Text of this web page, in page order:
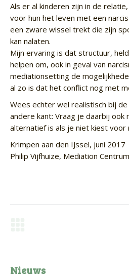
Als er al kinderen zijn in de
voor hun het leven met een
een zware wissel trekt die zijn
kan nalaten.
Mijn ervaring is dat structuur,
helpen om, ook in geval van
mediationsetting de
al zo is dat het conflict nog met
Wees echter wel realistisch bij
andere kant: Vraag je daarbij ook
alternatief is als je niet kiest voor
Krimpen aan den IJssel, juni 2017
Philip Vijfhuize, Mediation
Nieuws